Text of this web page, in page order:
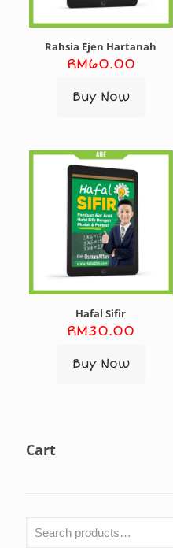
Rahsia Ejen Hartanah
RM60.00
Buy Now
Hafal Sifir
RM30.00
Buy Now
Cart